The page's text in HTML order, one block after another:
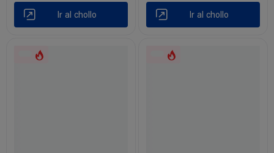
Ir al chollo Ir al chollo